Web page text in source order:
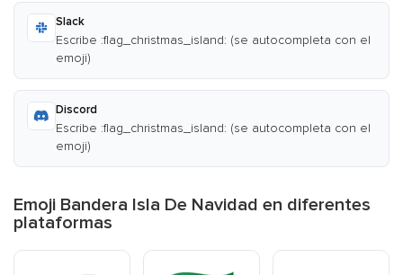
Slack
Escribe :flag_christmas_island: (se autocompleta con el
emoji)
Discord
Escribe :flag_christmas_island: (se autocompleta con el
emoji)
Emoji Bandera Isla De Navidad en diferentes
plataformas